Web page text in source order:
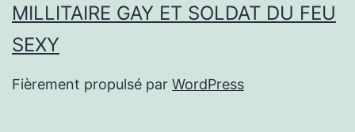
MILLITAIRE GAY ET SOLDAT DU FEU
SEXY
Fièrement propulsé par WordPress